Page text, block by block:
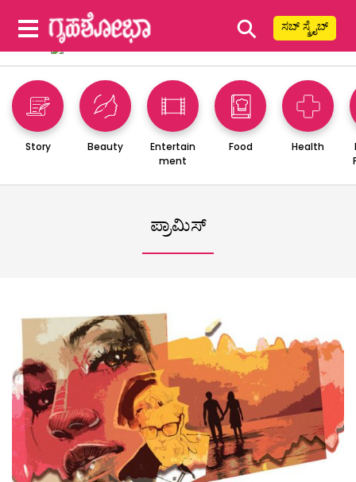
⚲ ಸಬ್ ಸ್ಕ್ರೈಬ್
Story Beauty
Entertain
ment
Food Health
ಪ್ರಾಮಿಸ್